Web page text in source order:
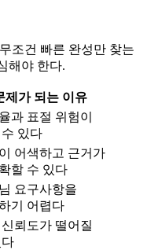
조건 빠른 완성만 찾는
해야 한다.
제가 되는 이유
과 표절 위험이
있다
어색하고 근거가
할 수 있다
요구사항을
기 어렵다
뢰도가 떨어질